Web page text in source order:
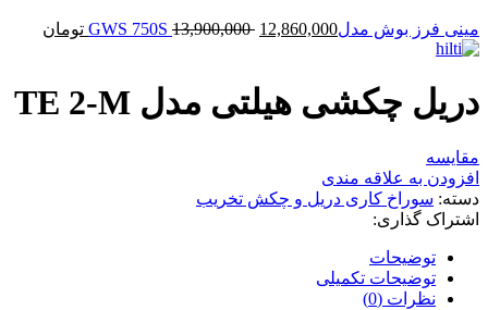
مینی فرز بوش مدلGWS 750S 13,900,000 12,860,000 تومان
دریل چکشی هیلتی مدل TE 2-M
مقایسه
افزودن به علاقه مندی
دسته: سوراخ کاری دریل و چکش تخریب
اشتراک گذاری:
توضیحات
توضیحات تکمیلی
نظرات (0)